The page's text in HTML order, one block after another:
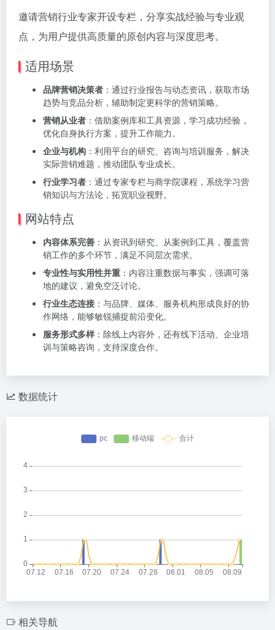
邀请营销行业专家开设专栏，分享实战经验与专业观
点，为用户提供高质量的原创内容与深度思考。
适用场景
品牌营销决策者 ：通过行业报告与动态资讯，获取市场
趋势与竞品分析，辅助制定更科学的营销策略。
营销从业者 ：借助案例库和工具资源，学习成功经验，
优化自身执行方案，提升工作能力。
企业与机构 ：利用平台的研究、咨询与培训服务，解决
实际营销难题，推动团队专业成长。
行业学习者 ：通过专家专栏与商学院课程，系统学习营
销知识与方法论，拓宽职业视野。
网站特点
内容体系完善 ：从资讯到研究、从案例到工具，覆盖营
销工作的多个环节，满足不同层次需求。
专业性与实用性并重 ：内容注重数据与事实，强调可落
地的建议，避免空泛讨论。
行业生态连接 ：与品牌、媒体、服务机构形成良好的协
作网络，能够敏锐捕捉前沿变化。
服务形式多样 ：除线上内容外，还有线下活动、企业培
训与策略咨询，支持深度合作。
数据统计
相关导航